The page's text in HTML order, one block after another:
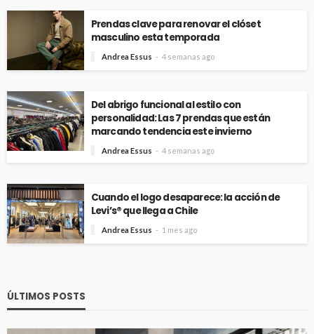
Prendas clave para renovar el clóset
masculino esta temporada
Andrea Essus 4 semanas ago
Del abrigo funcional al estilo con
personalidad: Las 7 prendas que están
marcando tendencia este invierno
Andrea Essus 4 semanas ago
Cuando el logo desaparece: la acción de
Levi’s® que llega a Chile
Andrea Essus 1 mes ago
ÚLTIMOS POSTS